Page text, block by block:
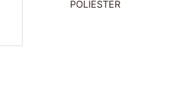
POLIÉSTER